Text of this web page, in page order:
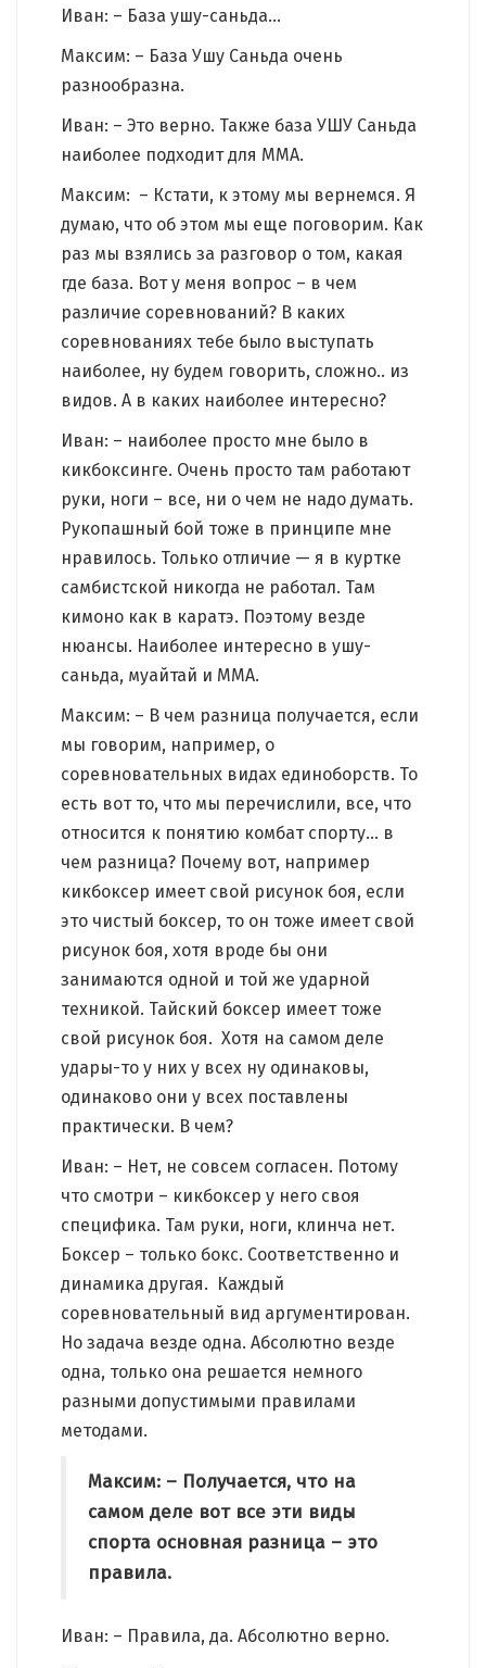
Иван: – База ушу-саньда…
Максим: – База Ушу Саньда очень
разнообразна.
Иван: – Это верно. Также база УШУ Саньда
наиболее подходит для ММА.
Максим: – Кстати, к этому мы вернемся. Я
думаю, что об этом мы еще поговорим. Как
раз мы взялись за разговор о том, какая
где база. Вот у меня вопрос – в чем
различие соревнований? В каких
соревнованиях тебе было выступать
наиболее, ну будем говорить, сложно.. из
видов. А в каких наиболее интересно?
Иван: – наиболее просто мне было в
кикбоксинге. Очень просто там работают
руки, ноги – все, ни о чем не надо думать.
Рукопашный бой тоже в принципе мне
нравилось. Только отличие — я в куртке
самбистской никогда не работал. Там
кимоно как в каратэ. Поэтому везде
нюансы. Наиболее интересно в ушу-
саньда, муайтай и ММА.
Максим: – В чем разница получается, если
мы говорим, например, о
соревновательных видах единоборств. То
есть вот то, что мы перечислили, все, что
относится к понятию комбат спорту… в
чем разница? Почему вот, например
кикбоксер имеет свой рисунок боя, если
это чистый боксер, то он тоже имеет свой
рисунок боя, хотя вроде бы они
занимаются одной и той же ударной
техникой. Тайский боксер имеет тоже
свой рисунок боя. Хотя на самом деле
удары-то у них у всех ну одинаковы,
одинаково они у всех поставлены
практически. В чем?
Иван: – Нет, не совсем согласен. Потому
что смотри – кикбоксер у него своя
специфика. Там руки, ноги, клинча нет.
Боксер – только бокс. Соответственно и
динамика другая. Каждый
соревновательный вид аргументирован.
Но задача везде одна. Абсолютно везде
одна, только она решается немного
разными допустимыми правилами
методами.
Максим: – Получается, что на
самом деле вот все эти виды
спорта основная разница – это
правила.
Иван: – Правила, да. Абсолютно верно.